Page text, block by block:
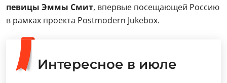
певицы Эммы Смит, впервые посещающей Россию
в рамках проекта Postmodern Jukebox.
Интересное в июле